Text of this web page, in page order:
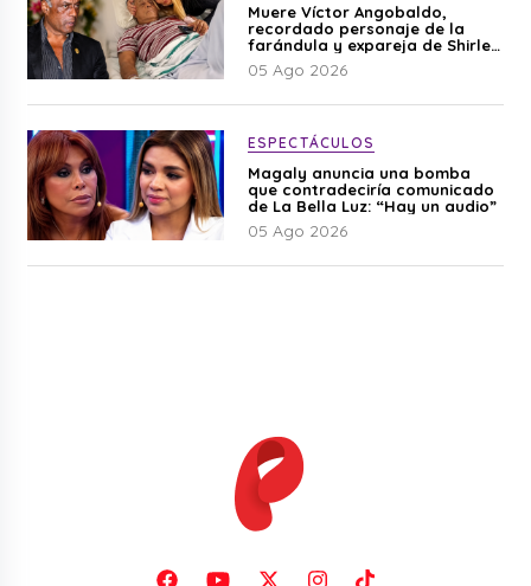
Muere Víctor Angobaldo,
recordado personaje de la
farándula y expareja de Shirley
Cherres
05 Ago 2026
ESPECTÁCULOS
Magaly anuncia una bomba
que contradeciría comunicado
de La Bella Luz: “Hay un audio”
05 Ago 2026